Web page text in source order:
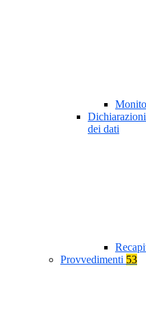
dei dati
Provvedimenti 53